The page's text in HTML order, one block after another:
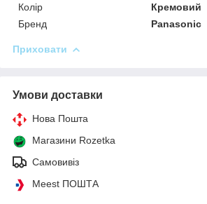
Колір
Кремовий
Бренд
Panasonic
Приховати
Умови доставки
Нова Пошта
Магазини Rozetka
Самовивіз
Meest ПОШТА